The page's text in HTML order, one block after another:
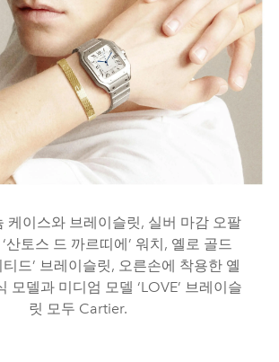
케이스와 브레이슬릿, 실버 마감 오팔
산토스 드 까르띠에’ 워치, 옐로 골드
티드’ 브레이슬릿, 오른손에 착용한 옐
모델과 미디엄 모델 ‘LOVE’ 브레이슬
릿 모두 Cartier.